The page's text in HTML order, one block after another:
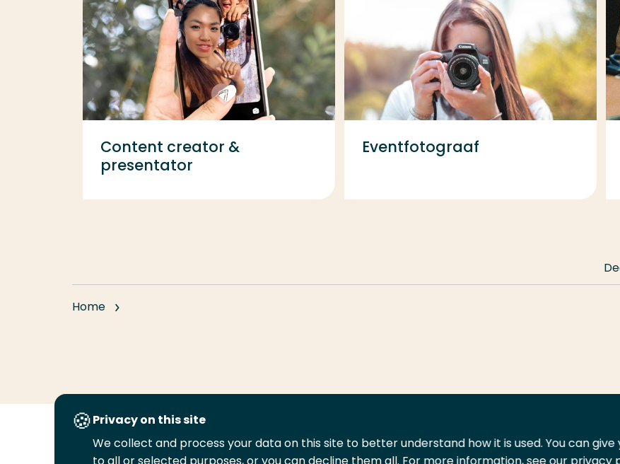
Content creator &
presentator
Eventfotograaf
Home
VolgVolgVolgVolg
Privacy on this site
We collect and process your data on this site to better understand how it is used. You can give